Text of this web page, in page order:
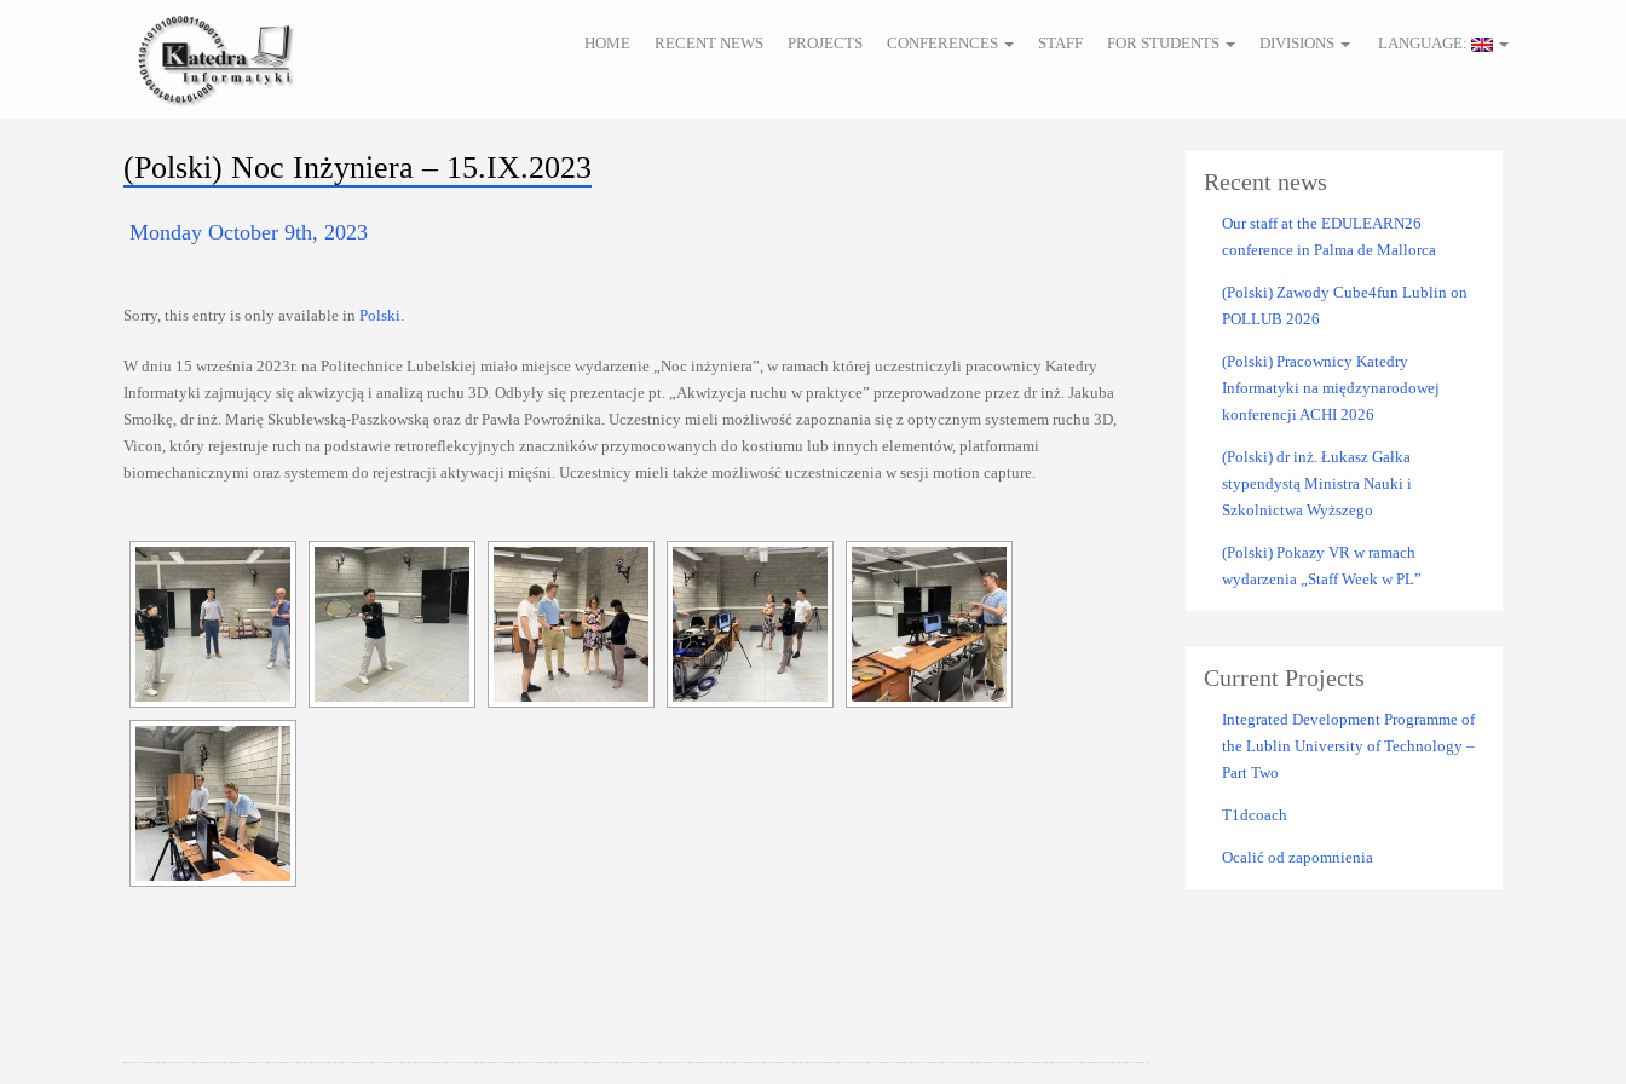
HOME RECENT NEWS PROJECTS CONFERENCES STAFF FOR STUDENTS DIVISIONS LANGUAGE:
(Polski) Noc Inżyniera – 15.IX.2023
Monday October 9th, 2023
Sorry, this entry is only available in Polski.
W dniu 15 września 2023r. na Politechnice Lubelskiej miało miejsce wydarzenie „Noc inżyniera”, w ramach której uczestniczyli pracownicy Katedry
Informatyki zajmujący się akwizycją i analizą ruchu 3D. Odbyły się prezentacje pt. „Akwizycja ruchu w praktyce” przeprowadzone przez dr inż. Jakuba
Smołkę, dr inż. Marię Skublewską-Paszkowską oraz dr Pawła Powroźnika. Uczestnicy mieli możliwość zapoznania się z optycznym systemem ruchu 3D,
Vicon, który rejestruje ruch na podstawie retroreflekcyjnych znaczników przymocowanych do kostiumu lub innych elementów, platformami
biomechanicznymi oraz systemem do rejestracji aktywacji mięśni. Uczestnicy mieli także możliwość uczestniczenia w sesji motion capture.
Recent news
Our staff at the EDULEARN26
conference in Palma de Mallorca
(Polski) Zawody Cube4fun Lublin on
POLLUB 2026
(Polski) Pracownicy Katedry
Informatyki na międzynarodowej
konferencji ACHI 2026
(Polski) dr inż. Łukasz Gałka
stypendystą Ministra Nauki i
Szkolnictwa Wyższego
(Polski) Pokazy VR w ramach
wydarzenia „Staff Week w PL”
Current Projects
Integrated Development Programme of
the Lublin University of Technology –
Part Two
T1dcoach
Ocalić od zapomnienia